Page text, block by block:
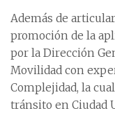
Además de
promoción de la
por la Dirección
Movilidad con
Complejidad, la
tránsito en Ciudad